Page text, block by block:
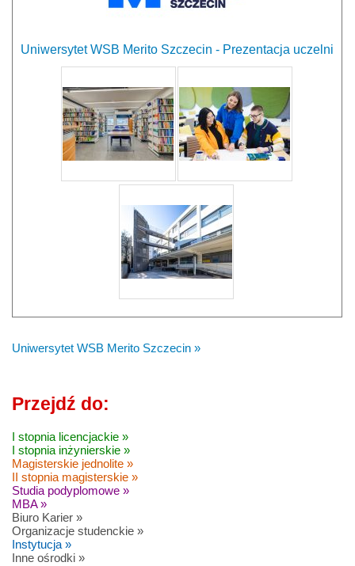
Uniwersytet WSB Merito Szczecin - Prezentacja uczelni
Uniwersytet WSB Merito Szczecin »
Przejdź do:
I stopnia licencjackie »
I stopnia inżynierskie »
Magisterskie jednolite »
II stopnia magisterskie »
Studia podyplomowe »
MBA »
Biuro Karier »
Organizacje studenckie »
Instytucja »
Inne ośrodki »